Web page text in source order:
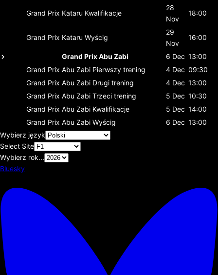
Grand Prix Kataru Kwalifikacje
28
Nov
18:00
Grand Prix Kataru Wyścig
29
Nov
16:00
Grand Prix Abu Zabi 6 Dec 13:00
Grand Prix Abu Zabi Pierwszy trening 4 Dec 09:30
Grand Prix Abu Zabi Drugi trening 4 Dec 13:00
Grand Prix Abu Zabi Trzeci trening 5 Dec 10:30
Grand Prix Abu Zabi Kwalifikacje 5 Dec 14:00
Grand Prix Abu Zabi Wyścig 6 Dec 13:00
Wybierz język
Select Site
Wybierz rok...
Bluesky